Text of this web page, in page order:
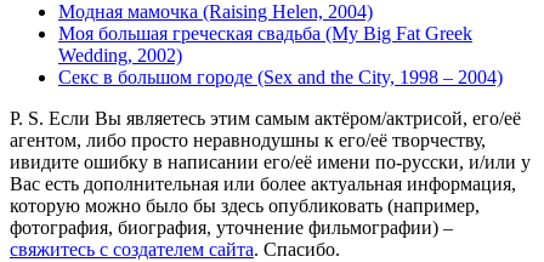
Модная мамочка (Raising Helen, 2004)
Моя большая греческая свадьба (My Big Fat Greek
Wedding, 2002)
Секс в большом городе (Sex and the City, 1998 – 2004)
P. S. Если Вы являетесь этим самым актёром/актрисой, его/её
агентом, либо просто неравнодушны к его/её творчеству,
ивидите ошибку в написании его/её имени по-русски, и/или у
Вас есть дополнительная или более актуальная информация,
которую можно было бы здесь опубликовать (например,
фотография, биография, уточнение фильмографии) –
свяжитесь с создателем сайта. Спасибо.